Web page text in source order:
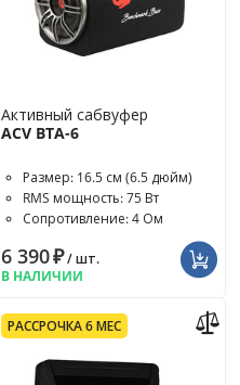
Активный сабвуфер
ACV BTA-6
Размер: 16.5 см (6.5 дюйм)
RMS мощность: 75 Вт
Сопротивление: 4 Ом
6 390₽/ шт.
В НАЛИЧИИ
РАССРОЧКА 6 МЕС